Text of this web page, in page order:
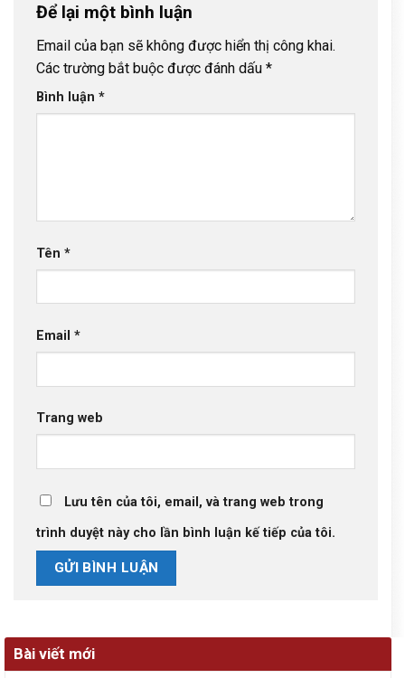
Để lại một bình luận
Email của bạn sẽ không được hiển thị công khai.
Các trường bắt buộc được đánh dấu *
Bình luận *
Tên *
Email *
Trang web
Lưu tên của tôi, email, và trang web trong
trình duyệt này cho lần bình luận kế tiếp của tôi.
Bài viết mới